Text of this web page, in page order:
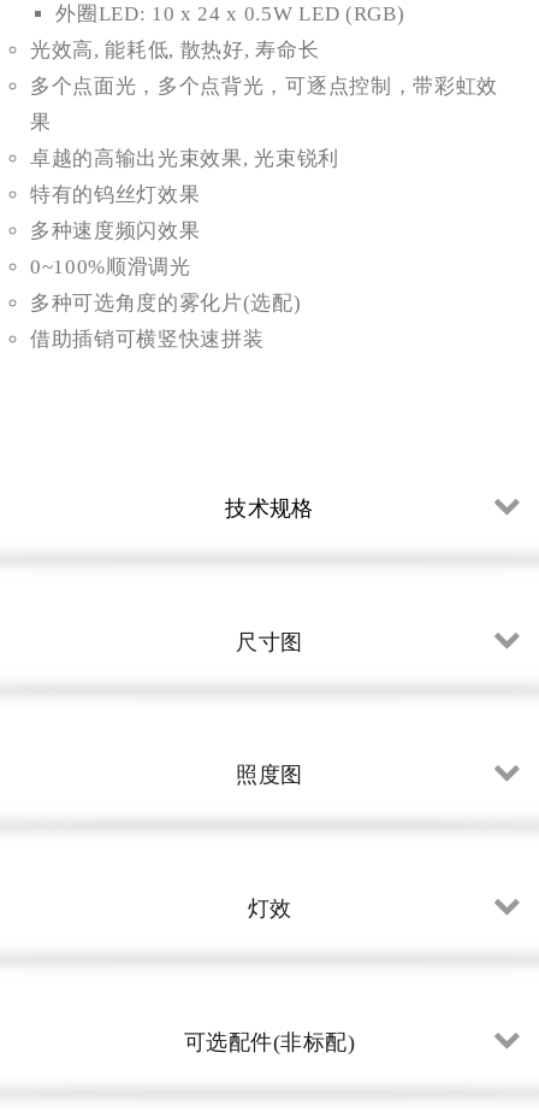
外圈LED: 10 x 24 x 0.5W LED (RGB)
光效高, 能耗低, 散热好, 寿命长
多个点面光，多个点背光，可逐点控制，带彩虹效
果
卓越的高输出光束效果, 光束锐利
特有的钨丝灯效果
多种速度频闪效果
0~100%顺滑调光
多种可选角度的雾化片(选配)
借助插销可横竖快速拼装
技术规格
尺寸图
照度图
灯效
可选配件(非标配)